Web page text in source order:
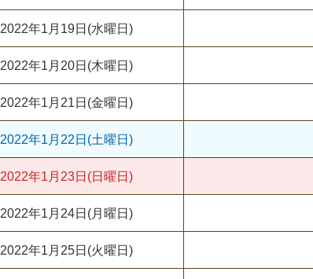
2022年1月19日(水曜日)
2022年1月20日(木曜日)
2022年1月21日(金曜日)
2022年1月22日(土曜日)
2022年1月23日(日曜日)
2022年1月24日(月曜日)
2022年1月25日(火曜日)